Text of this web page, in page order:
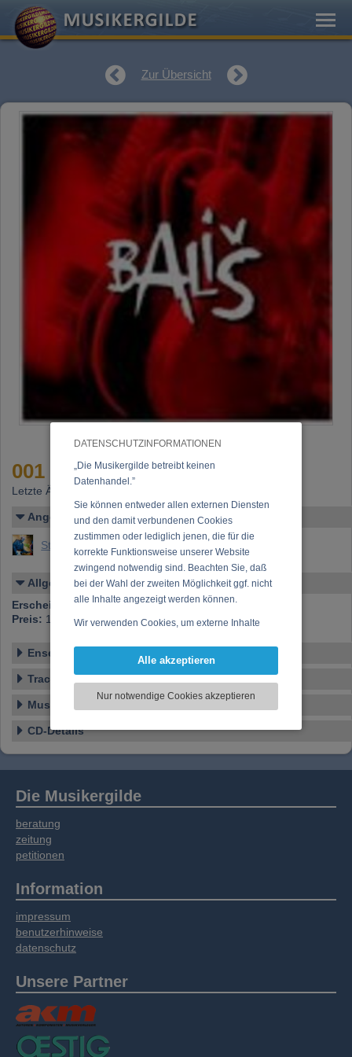
DATENSCHUTZINFORMATIONEN
„Die Musikergilde betreibt keinen
Datenhandel.”
Sie können entweder allen externen Diensten
und den damit verbundenen Cookies
zustimmen oder lediglich jenen, die für die
korrekte Funktionsweise unserer Website
zwingend notwendig sind. Beachten Sie, daß
bei der Wahl der zweiten Möglichkeit ggf. nicht
alle Inhalte angezeigt werden können.
Wir verwenden Cookies, um externe Inhalte
Funktionen für soziale Medien anbieten zu
zu analysieren. Dabei werden ggf.
Informationen zu Ihrer Verwendung unserer
soziale Medien, Werbung und Analysen
oder die sie im Rahmen Ihrer Nutzung der
Alle akzeptieren
Nur notwendige Cookies akzeptieren
Zur Übersicht
001
Letzte Änderung: 25.03.2005
Angelegt von
Stern, Daniel (Mag. Daniel Stern)
Allgemeines
Erscheinen bei:Eigenverlag
Preis: 18,00 €
Ensemble
Tracklist
Musikstile
CD-Details
Die Musikergilde
beratung
zeitung
petitionen
Information
impressum
benutzerhinweise
datenschutz
Unsere Partner